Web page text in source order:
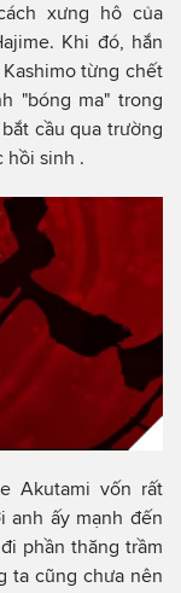
xưng hô của
Khi đó, hắn
từng chết
"bóng ma" trong
cầu qua trường
hồi sinh .
Akutami vốn rất
anh ấy mạnh đến
phần thăng trầm
ta cũng chưa nên